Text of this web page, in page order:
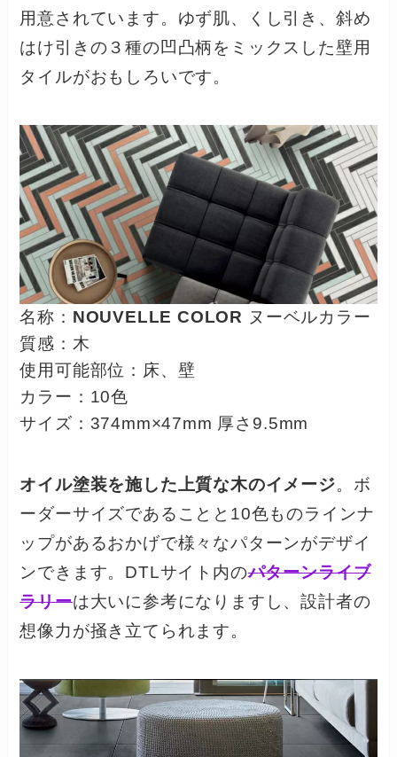
用意されています。ゆず肌、くし引き、斜め
はけ引きの３種の凹凸柄をミックスした壁用
タイルがおもしろいです。
名称： NOUVELLE COLOR ヌーベルカラー
質感：木
使用可能部位：床、壁
カラー：10色
サイズ：374mm×47mm 厚さ9.5mm
オイル塗装を施した上質な木のイメージ。ボ
ーダーサイズであることと10色ものラインナ
ップがあるおかげで様々なパターンがデザイ
ンできます。DTLサイト内のパターンライブ
ラリーは大いに参考になりますし、設計者の
想像力が掻き立てられます。